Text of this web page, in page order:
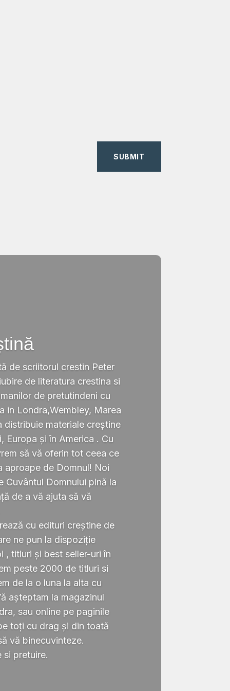
SUBMIT
de scriitorul crestin Peter
de literatura crestina si
de pretutindeni cu
in Londra,Wembley, Marea
distribuie materiale creștine
Europa și în America . Cu
să vă oferin tot ceea ce
aproape de Domnul! Noi
Cuvântul Domnului pină la
de a vă ajuta să vă
cu edituri creștine de
ne pun la dispoziție
, titluri și best seller-uri în
peste 2000 de titluri si
de la o luna la alta cu
așteptam la magazinul
sau online pe paginile
toți cu drag și din toată
vă binecuvinteze.
si pretuire.